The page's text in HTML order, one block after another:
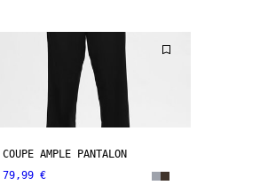
COUPE AMPLE PANTALON
79,99 €